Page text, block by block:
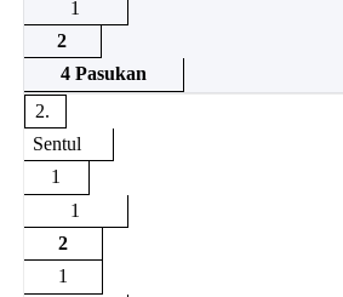
1
2
4 Pasukan
2.
Sentul
1
1
2
1